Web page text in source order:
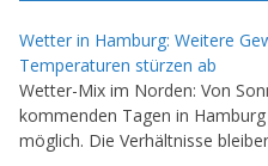
Wetter in Hamburg: Weitere
Temperaturen stürzen ab
Wetter-Mix im Norden: Von
kommenden Tagen in
möglich. Die Verhältnisse